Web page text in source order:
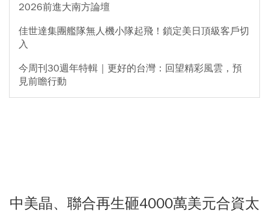
2026前進大南方論壇
佳世達集團艦隊無人機小隊起飛！鎖定美日頂級客戶切
入
今周刊30週年特輯｜更好的台灣：回望精彩風雲，預
見前瞻行動
中美晶、聯合再生砸4000萬美元合資太